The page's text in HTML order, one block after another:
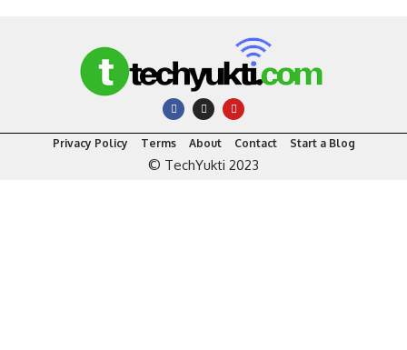
Privacy Policy Terms About Contact Start a Blog
© TechYukti 2023